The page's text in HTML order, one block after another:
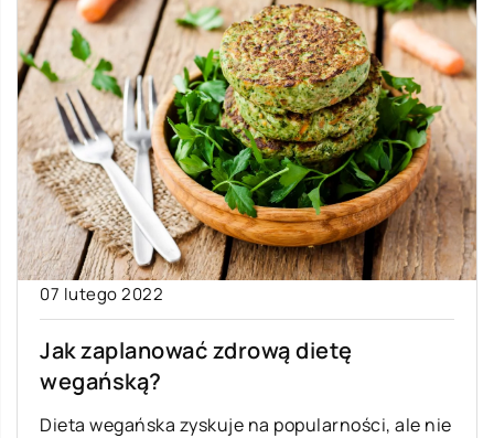
07 lutego 2022
Jak zaplanować zdrową dietę
wegańską?
Dieta wegańska zyskuje na popularności, ale nie